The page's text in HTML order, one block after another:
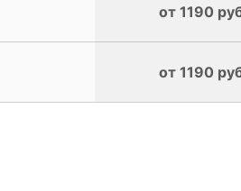
от 1190
от 1190